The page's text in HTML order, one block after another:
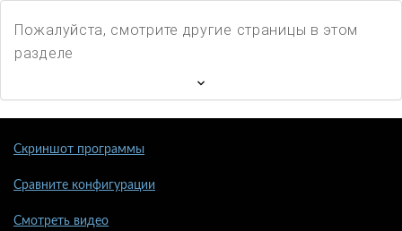
Пожалуйста, смотрите другие страницы в этом
разделе
Скриншот программы
Сравните конфигурации
Смотреть видео